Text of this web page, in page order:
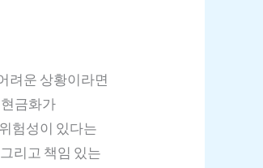
려운 상황이라면
금화가
험성이 있다는
리고 책임 있는